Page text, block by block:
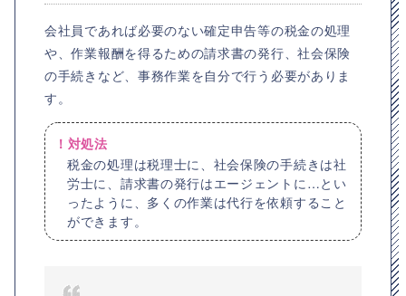
会社員であれば必要のない確定申告等の税金の処理
や、作業報酬を得るための請求書の発行、社会保険
の手続きなど、事務作業を自分で行う必要がありま
す。
！対処法
税金の処理は税理士に、社会保険の手続きは社
労士に、請求書の発行はエージェントに…とい
ったように、多くの作業は代行を依頼すること
ができます。